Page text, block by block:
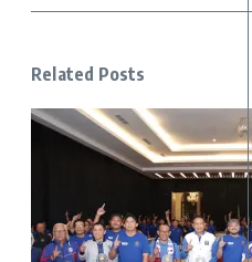
Related Posts